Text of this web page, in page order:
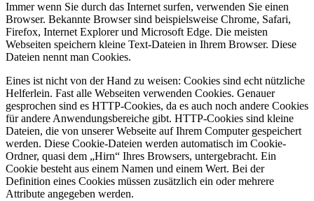
Immer wenn Sie durch das Internet surfen, verwenden Sie einen
Browser. Bekannte Browser sind beispielsweise Chrome, Safari,
Firefox, Internet Explorer und Microsoft Edge. Die meisten
Webseiten speichern kleine Text-Dateien in Ihrem Browser. Diese
Dateien nennt man Cookies.
Eines ist nicht von der Hand zu weisen: Cookies sind echt nützliche
Helferlein. Fast alle Webseiten verwenden Cookies. Genauer
gesprochen sind es HTTP-Cookies, da es auch noch andere Cookies
für andere Anwendungsbereiche gibt. HTTP-Cookies sind kleine
Dateien, die von unserer Webseite auf Ihrem Computer gespeichert
werden. Diese Cookie-Dateien werden automatisch im Cookie-
Ordner, quasi dem „Hirn“ Ihres Browsers, untergebracht. Ein
Cookie besteht aus einem Namen und einem Wert. Bei der
Definition eines Cookies müssen zusätzlich ein oder mehrere
Attribute angegeben werden.